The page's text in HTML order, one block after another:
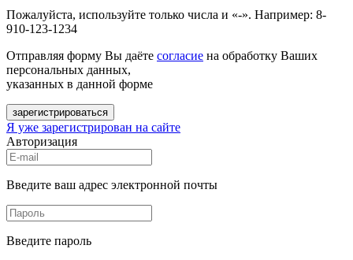
Пожалуйста, используйте только числа и «-». Например: 8-
910-123-1234
Отправляя форму Вы даёте согласие на обработку Ваших
персональных данных,
указанных в данной форме
зарегистрироваться
Я уже зарегистрирован на сайте
Авторизация
Введите ваш адрес электронной почты
Введите пароль